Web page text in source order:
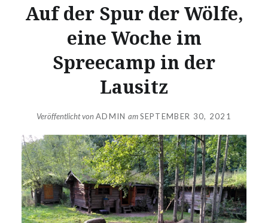
Auf der Spur der Wölfe,
eine Woche im
Spreecamp in der
Lausitz
Veröffentlicht vonADMIN amSEPTEMBER 30, 2021